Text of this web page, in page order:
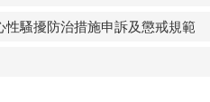
騷擾防治措施申訴及懲戒規範